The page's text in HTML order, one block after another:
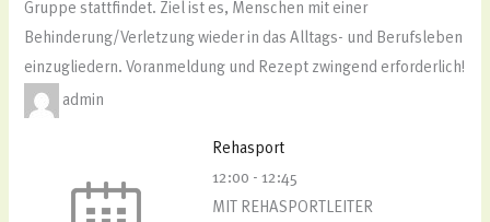
Gruppe stattfindet. Ziel ist es, Menschen mit einer
Behinderung/Verletzung wieder in das Alltags- und Berufsleben
einzugliedern. Voranmeldung und Rezept zwingend erforderlich!
admin
Rehasport
12:00 -12:45
MIT REHASPORTLEITER